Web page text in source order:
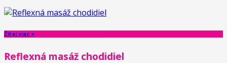
Čítaj viac +
Reflexná masáž chodidiel